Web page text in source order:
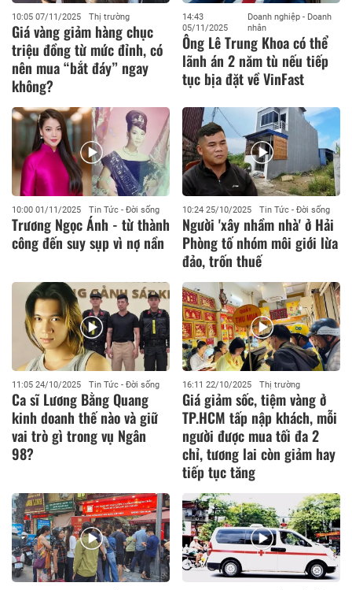
10:05 07/11/2025 Thị trường
Giá vàng giảm hàng chục
triệu đồng từ mức đỉnh, có
nên mua “bắt đáy” ngay
không?
14:43
05/11/2025
Doanh nghiệp - Doanh
nhân
Ông Lê Trung Khoa có thể
lãnh án 2 năm tù nếu tiếp
tục bịa đặt về VinFast
10:00 01/11/2025 Tin Tức - Đời sống
Trương Ngọc Ánh - từ thành
công đến suy sụp vì nợ nần
10:24 25/10/2025 Tin Tức - Đời sống
Người 'xây nhầm nhà' ở Hải
Phòng tố nhóm môi giới lừa
đảo, trốn thuế
11:05 24/10/2025 Tin Tức - Đời sống
Ca sĩ Lương Bằng Quang
kinh doanh thế nào và giữ
vai trò gì trong vụ Ngân
98?
16:11 22/10/2025 Thị trường
Giá giảm sốc, tiệm vàng ở
TP.HCM tấp nập khách, mỗi
người được mua tối đa 2
chỉ, tương lai còn giảm hay
tiếp tục tăng